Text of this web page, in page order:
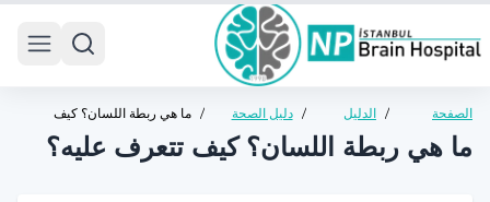
الصفحة
الرئيسية
/ الدليل
الصحي
/ دليل الصحة
العامة
/ ما هي ربطة اللسان؟ كيف
ما هي ربطة اللسان؟ كيف تتعرف عليه؟